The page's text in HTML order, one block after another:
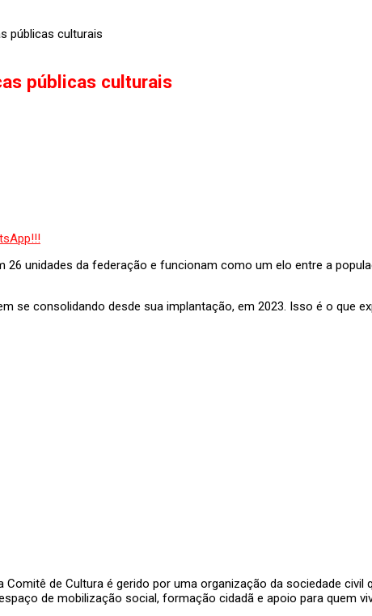
públicas culturais
públicas culturais
unidades da federação e funcionam como um elo entre a
se consolidando desde sua implantação, em 2023. Isso é o que
de Cultura é gerido por uma organização da sociedade
de mobilização social, formação cidadã e apoio para quem